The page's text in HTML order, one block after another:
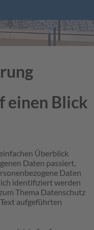
einen Blick
Überblick
Daten passiert,
Daten
identifiziert werden
Thema Datenschutz
aufgeführten